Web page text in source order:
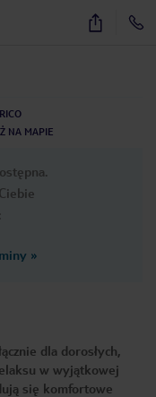
24
NA MAPIE
»
dla dorosłych,
w wyjątkowej
się komfortowe